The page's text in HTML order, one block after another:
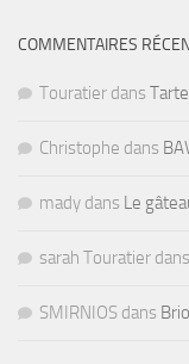
COMMENTAIRES
Touratier dans
Christophe dans
mady dans Le
sarah Touratier dans
SMIRNIOS dans